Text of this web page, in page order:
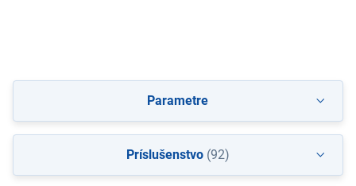
Parametre
Príslušenstvo(92)